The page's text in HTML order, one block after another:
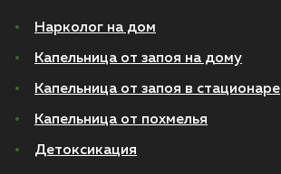
Нарколог на дом
Капельница от запоя на дому
Капельница от запоя в стационаре
Капельница от похмелья
Детоксикация